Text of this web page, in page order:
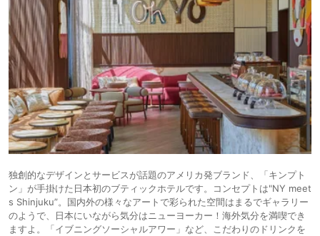
独創的なデザインとサービスが話題のアメリカ発ブランド、「キンプト
ン」が手掛けた日本初のブティックホテルです。コンセプトは"NY meet
s Shinjuku”。国内外の様々なアートで彩られた空間はまるでギャラリー
のようで、日本にいながら気分はニューヨーカー！海外気分を満喫でき
ますよ。「イブニングソーシャルアワー」など、こだわりのドリンクを